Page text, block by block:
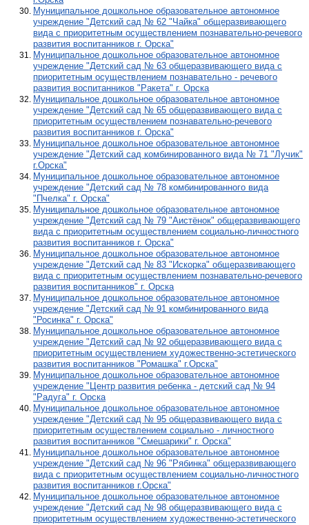
Муниципальное дошкольное образовательное автономное
учреждение "Детский сад № 62 "Чайка" общеразвивающего
вида с приоритетным осуществлением познавательно-речевого
развития воспитанников г. Орска"
Муниципальное дошкольное образовательное автономное
учреждение "Детский сад № 63 общеразвивающего вида с
приоритетным осуществлением познавательно - речевого
развития воспитанников "Ракета" г. Орска
Муниципальное дошкольное образовательное автономное
учреждение "Детский сад № 65 общеразвивающего вида с
приоритетным осуществлением познавательно-речевого
развития воспитанников г. Орска"
Муниципальное дошкольное образовательное автономное
учреждение "Детский сад комбинированного вида № 71 "Лучик"
г.Орска"
Муниципальное дошкольное образовательное автономное
учреждение "Детский сад № 78 комбинированного вида
"Пчелка" г. Орска"
Муниципальное дошкольное образовательное автономное
учреждение "Детский сад № 79 "Аистёнок" общеразвивающего
вида с приоритетным осуществлением социально-личностного
развития воспитанников г. Орска"
Муниципальное дошкольное образовательное автономное
учреждение "Детский сад № 83 "Искорка" общеразвивающего
вида с приоритетным осуществлением познавательно-речевого
развития воспитанников" г. Орска
Муниципальное дошкольное образовательное автономное
учреждение "Детский сад № 91 комбинированного вида
"Росинка" г. Орска"
Муниципальное дошкольное образовательное автономное
учреждение "Детский сад № 92 общеразвивающего вида с
приоритетным осуществлением художественно-эстетического
развития воспитанников "Ромашка" г.Орска"
Муниципальное дошкольное образовательное автономное
учреждение "Центр развития ребенка - детский сад № 94
"Радуга" г. Орска
Муниципальное дошкольное образовательное автономное
учреждение "Детский сад № 95 общеразвивающего вида с
приоритетным осуществлением социально - личностного
развития воспитанников "Смешарики" г. Орска"
Муниципальное дошкольное образовательное автономное
учреждение "Детский сад № 96 "Рябинка" общеразвивающего
вида с приоритетным осуществлением социально-личностного
развития воспитанников г.Орска"
Муниципальное дошкольное образовательное автономное
учреждение "Детский сад № 98 общеразвивающего вида с
приоритетным осуществлением художественно-эстетического